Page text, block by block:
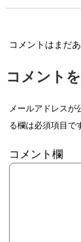
コメントはまだあ
コメント
メールアドレスが
る欄は必須項目で
コメント欄